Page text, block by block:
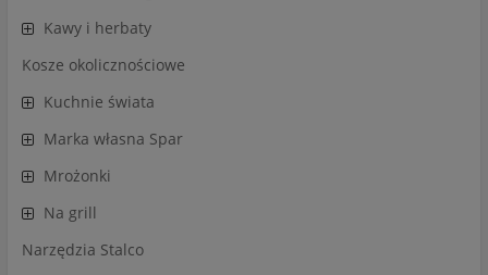
Kawy i herbaty
Kosze okolicznościowe
Kuchnie świata
Marka własna Spar
Mrożonki
Na grill
Narzędzia Stalco